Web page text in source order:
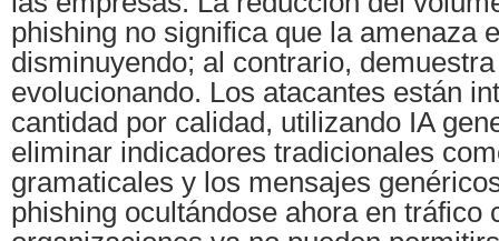
phishing no significa que la amenaza
disminuyendo; al contrario,
evolucionando. Los atacantes están
cantidad por calidad, utilizando IA
eliminar indicadores tradicionales
gramaticales y los mensajes
phishing ocultándose ahora en tráfico